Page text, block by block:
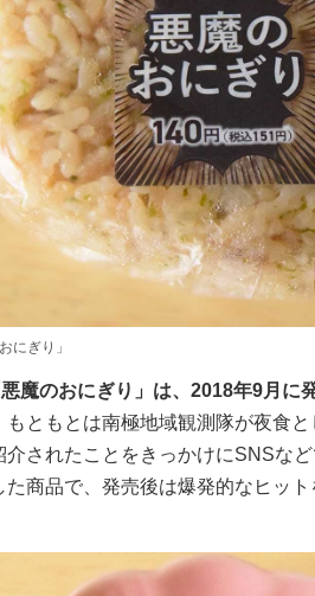
にぎり」
魔のおにぎり」は、2018年9月に
もともとは南極地域観測隊が夜食
介されたことをきっかけにSNSな
商品で、発売後は爆発的なヒット